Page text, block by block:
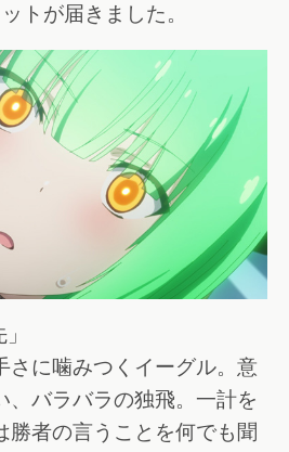
トが届きました。
さに噛みつくイーグル。意
、バラバラの独飛。一計を
勝者の言うことを何でも聞